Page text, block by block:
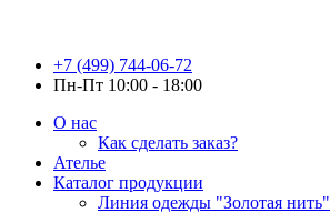
+7 (499) 744-06-72
Пн-Пт 10:00 - 18:00
О нас
Как сделать заказ?
Ателье
Каталог продукции
Линия одежды "Золотая нить"